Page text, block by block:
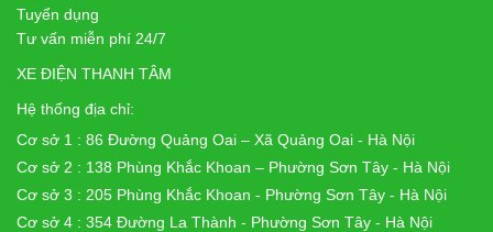
Tuyển dụng
Tư vấn miễn phí 24/7
XE ĐIỆN THANH TÂM
Hệ thống địa chỉ:
Cơ sở 1 : 86 Đường Quảng Oai – Xã Quảng Oai - Hà Nội
Cơ sở 2 : 138 Phùng Khắc Khoan – Phường Sơn Tây - Hà Nội
Cơ sở 3 : 205 Phùng Khắc Khoan - Phường Sơn Tây - Hà Nội
Cơ sở 4 : 354 Đường La Thành - Phường Sơn Tây - Hà Nội